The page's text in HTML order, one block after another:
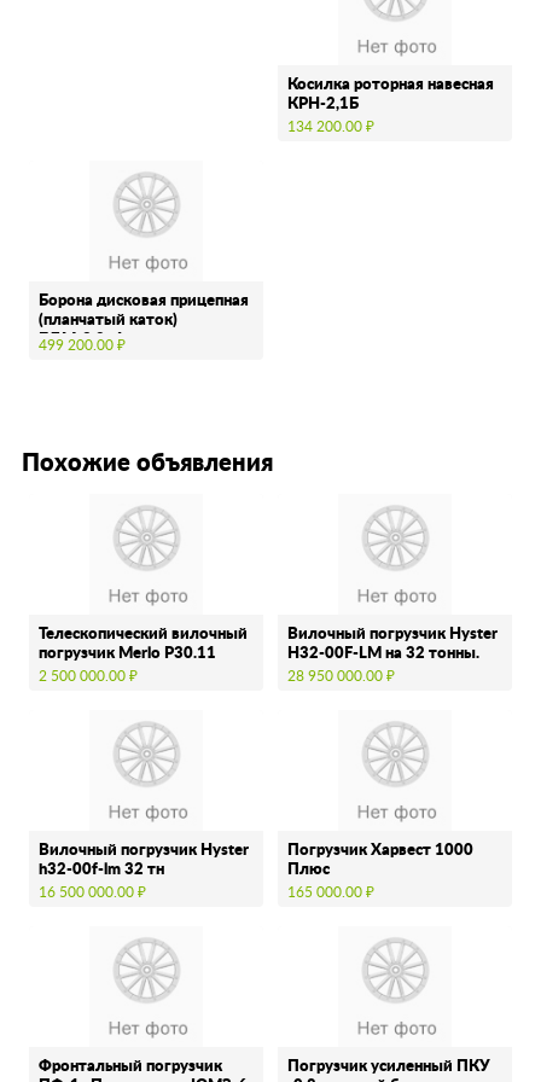
Косилка роторная навесная
КРН-2,1Б
134 200.00 ₽
Борона дисковая прицепная
(планчатый каток)
БДМ-3,2х4
499 200.00 ₽
Похожие объявления
Телескопический вилочный
погрузчик Merlo P30.11
2 500 000.00 ₽
Вилочный погрузчик Hyster
H32-00F-LM на 32 тонны.
28 950 000.00 ₽
Вилочный погрузчик Hyster
h32-00f-lm 32 тн
16 500 000.00 ₽
Погрузчик Харвест 1000
Плюс
165 000.00 ₽
Фронтальный погрузчик
Погрузчик усиленный ПКУ